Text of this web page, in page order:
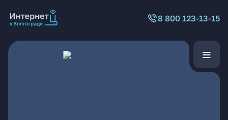
8 800 123-13-15